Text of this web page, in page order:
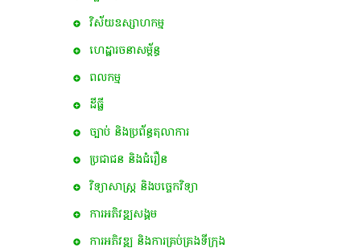
វិស័យឧស្សាហកម្ម
ហេដ្ឋារចនាសម្ព័ន្ធ
ពល​កម្ម
ដីធ្លី
ច្បាប់ និងប្រព័ន្ធតុលាការ
ប្រជាជន និងជំរឿន
វិទ្យាសាស្ត្រ និងបច្ចេកវិទ្យា
ការ​អភិវឌ្ឍ​សង្គម
ការអភិវឌ្ឍ និងការគ្រប់គ្រងទីក្រុង